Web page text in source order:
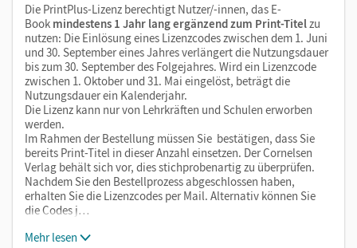
Die PrintPlus-Lizenz berechtigt Nutzer/-innen, das E-
Book mindestens 1 Jahr lang ergänzend zum Print-Titelzu
nutzen: Die Einlösung eines Lizenzcodes zwischen dem 1. Juni
und 30. September eines Jahres verlängert die Nutzungsdauer
bis zum 30. September des Folgejahres. Wird ein Lizenzcode
zwischen 1. Oktober und 31. Mai eingelöst, beträgt die
Nutzungsdauer ein Kalenderjahr.
Die Lizenz kann nur von Lehrkräften und Schulen erworben
werden.
Im Rahmen der Bestellung müssen Sie bestätigen, dass Sie
bereits Print-Titel in dieser Anzahl einsetzen. Der Cornelsen
Verlag behält sich vor, dies stichprobenartig zu überprüfen.
Nachdem Sie den Bestellprozess abgeschlossen haben,
erhalten Sie die Lizenzcodes per Mail. Alternativ können Sie
die Codes j…
Mehr lesen